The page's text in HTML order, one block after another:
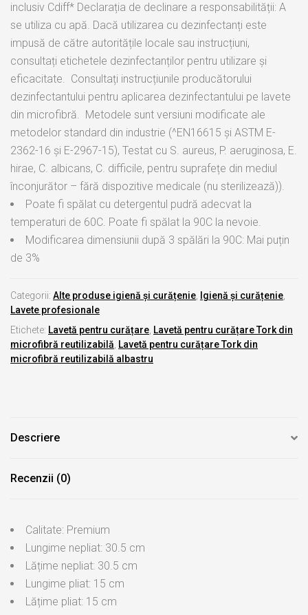
inclusiv Cdiff* Declarația de declinare a responsabilității: A
se utiliza cu apă. Dacă utilizarea cu dezinfectanți este
impusă de către autoritățile locale sau instrucțiuni,
consultați etichetele dezinfectanților pentru utilizare și
eficacitate. Consultați instrucțiunile producătorului
dezinfectantului pentru aplicarea dezinfectantului pe lavete
din microfibră. Metodele sunt versiuni modificate ale
metodelor standard din industrie (^EN16615 și ASTM E-
2362-16 și E-2967-15), Testat cu S. aureus, P. aeruginosa, E.
hirae, C. albicans, C. difficile, pentru suprafețe din mediul
înconjurător – fără dispozitive medicale (nu sterilizează)).
Poate fi spălat cu detergentul pudră adecvat la
temperaturi de 60C. Poate fi spălat la 90C la nevoie.
Modificarea dimensiunii după 3 spălări la 90C: Mai puțin
de 3%
Categorii: Alte produse igienă și curățenie Igienă și curățenie
Lavete profesionale
Etichete: Lavetă pentru curățare Lavetă pentru curățare Tork din
microfibră reutilizabilă Lavetă pentru curățare Tork din
microfibră reutilizabilă albastru
Descriere
Recenzii (0)
Calitate: Premium
Lungime nepliat: 30.5 cm
Lățime nepliat: 30.5 cm
Lungime pliat: 15 cm
Lățime pliat: 15 cm